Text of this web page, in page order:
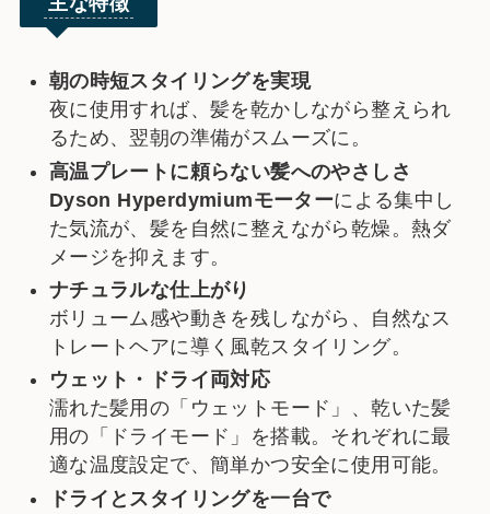
朝の時短スタイリングを実現
夜に使用すれば、髪を乾かしながら整えられ
るため、翌朝の準備がスムーズに。
高温プレートに頼らない髪へのやさしさ
Dyson Hyperdymiumモーターによる集中し
た気流が、髪を自然に整えながら乾燥。熱ダ
メージを抑えます。
ナチュラルな仕上がり
ボリューム感や動きを残しながら、自然なス
トレートヘアに導く風乾スタイリング。
ウェット・ドライ両対応
濡れた髪用の「ウェットモード」、乾いた髪
用の「ドライモード」を搭載。それぞれに最
適な温度設定で、簡単かつ安全に使用可能。
ドライとスタイリングを一台で